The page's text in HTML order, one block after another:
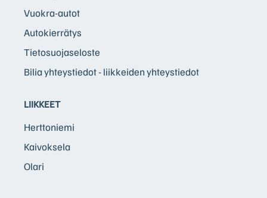
Vuokra-autot
Autokierrätys
Tietosuojaseloste
Bilia yhteystiedot - liikkeiden yhteystiedot
LIIKKEET
Herttoniemi
Kaivoksela
Olari